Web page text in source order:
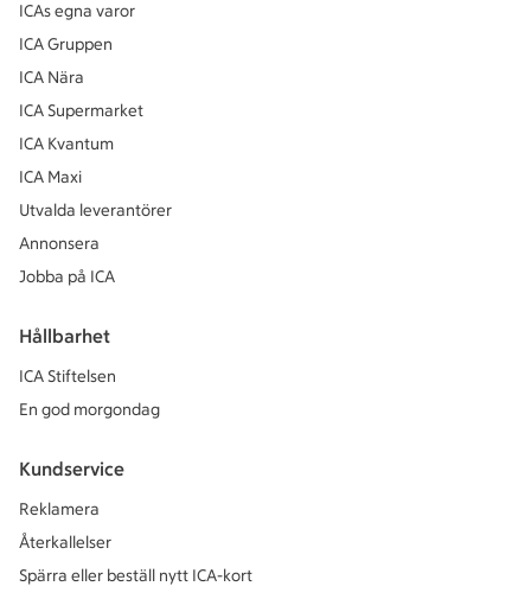
ICAs egna varor
ICA Gruppen
ICA Nära
ICA Supermarket
ICA Kvantum
ICA Maxi
Utvalda leverantörer
Annonsera
Jobba på ICA
Hållbarhet
ICA Stiftelsen
En god morgondag
Kundservice
Reklamera
Återkallelser
Spärra eller beställ nytt ICA-kort